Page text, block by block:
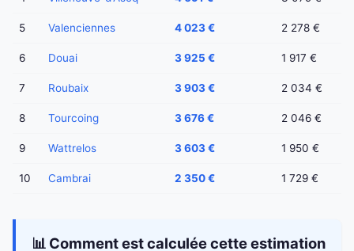
5 Valenciennes 4 023 € 2 278 €
6 Douai 3 925 € 1 917 €
7 Roubaix 3 903 € 2 034 €
8 Tourcoing 3 676 € 2 046 €
9 Wattrelos 3 603 € 1 950 €
10 Cambrai 2 350 € 1 729 €
📊 Comment est calculée cette estimation